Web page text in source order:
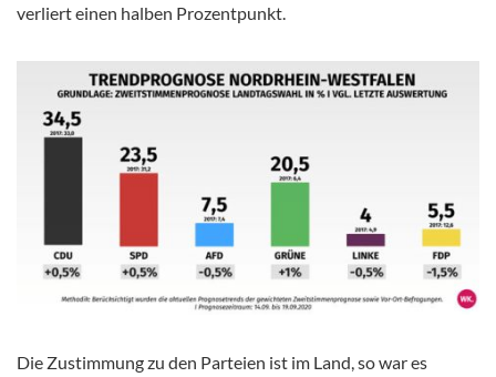
verliert einen halben Prozentpunkt.
Die Zustimmung zu den Parteien ist im Land, so war es